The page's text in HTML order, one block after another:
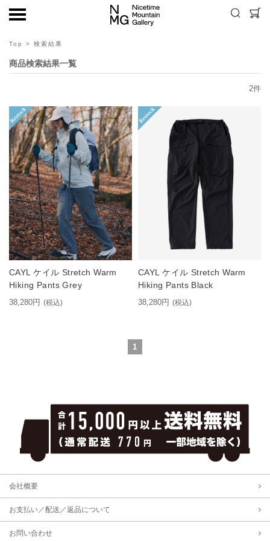
Top > 検索結果
商品検索結果一覧
2件
CAYL ケイル Stretch Warm
Hiking Pants Grey
38,280円 (税込)
CAYL ケイル Stretch Warm
Hiking Pants Black
38,280円 (税込)
1
会社概要
お支払い／配送／返品について
お問い合わせ